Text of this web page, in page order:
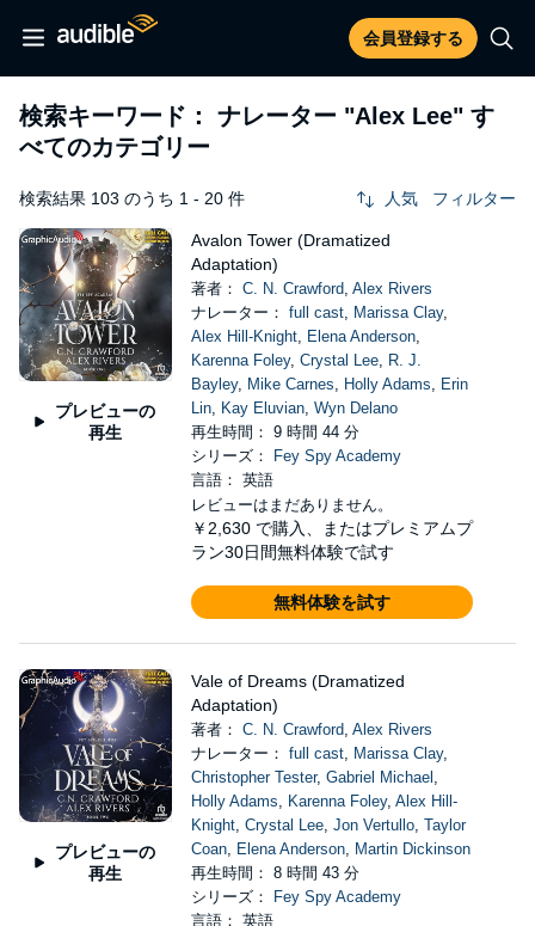
会員登録する
検索キーワード： ナレーター "Alex Lee" す
べてのカテゴリー
検索結果 103 のうち 1 - 20 件 人気 フィルター
プレビューの
再生
Avalon Tower (Dramatized
Adaptation)
著者： C. N. Crawford, Alex Rivers
ナレーター： full cast, Marissa Clay,
Alex Hill-Knight, Elena Anderson,
Karenna Foley, Crystal Lee, R. J.
Bayley, Mike Carnes, Holly Adams, Erin
Lin, Kay Eluvian, Wyn Delano
再生時間： 9 時間 44 分
シリーズ：
Fey Spy Academy
言語： 英語
レビューはまだありません。
￥2,630 で購入、またはプレミアムプ
ラン30日間無料体験で試す
無料体験を試す
プレビューの
再生
Vale of Dreams (Dramatized
Adaptation)
著者： C. N. Crawford, Alex Rivers
ナレーター： full cast, Marissa Clay,
Christopher Tester, Gabriel Michael ,
Holly Adams, Karenna Foley, Alex Hill-
Knight, Crystal Lee, Jon Vertullo, Taylor
Coan, Elena Anderson, Martin Dickinson
再生時間： 8 時間 43 分
シリーズ：
Fey Spy Academy
言語： 英語